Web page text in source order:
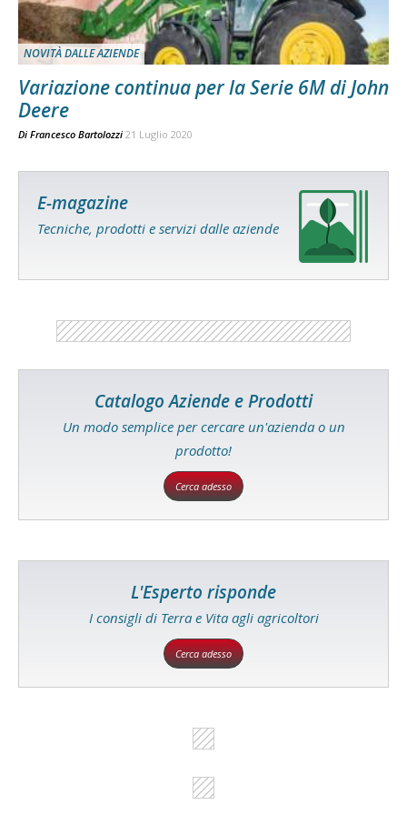
NOVITÀ DALLE AZIENDE
Variazione continua per la Serie 6M di John
Deere
Di Francesco Bartolozzi 21 Luglio 2020
E-magazine
Tecniche, prodotti e servizi dalle aziende
Catalogo Aziende e Prodotti
Un modo semplice per cercare un'azienda o un
prodotto!
Cerca adesso
L'Esperto risponde
I consigli di Terra e Vita agli agricoltori
Cerca adesso